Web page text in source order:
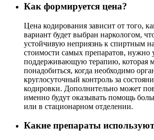
Как формируется цена?
Цена кодирования зависит от того,
вариант будет выбран наркологом,
устойчивую неприязнь к спиртным
стоимости самых препаратов, нужно
поддерживающую терапию, которая
понадобиться, когда необходимо
круглосуточный контроль за
кодировки. Дополнительно может
именно будут оказывать помощь
или в стационарном отделении.
Какие препараты